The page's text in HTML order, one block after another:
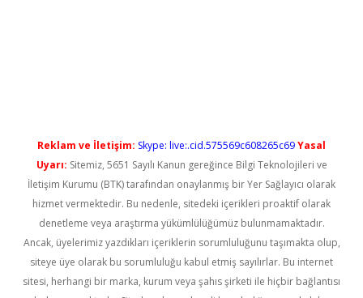
Reklam ve İletişim: Skype: live:.cid.575569c608265c69Yasal
Uyarı: Sitemiz, 5651 Sayılı Kanun gereğince Bilgi Teknolojileri ve
İletişim Kurumu (BTK) tarafından onaylanmış bir Yer Sağlayıcı olarak
hizmet vermektedir. Bu nedenle, sitedeki içerikleri proaktif olarak
denetleme veya araştırma yükümlülüğümüz bulunmamaktadır.
Ancak, üyelerimiz yazdıkları içeriklerin sorumluluğunu taşımakta olup,
siteye üye olarak bu sorumluluğu kabul etmiş sayılırlar. Bu internet
sitesi, herhangi bir marka, kurum veya şahıs şirketi ile hiçbir bağlantısı